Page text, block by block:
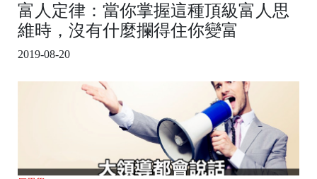
富人定律：當你掌握這種頂級富人思
維時，沒有什麼攔得住你變富
2019-08-20